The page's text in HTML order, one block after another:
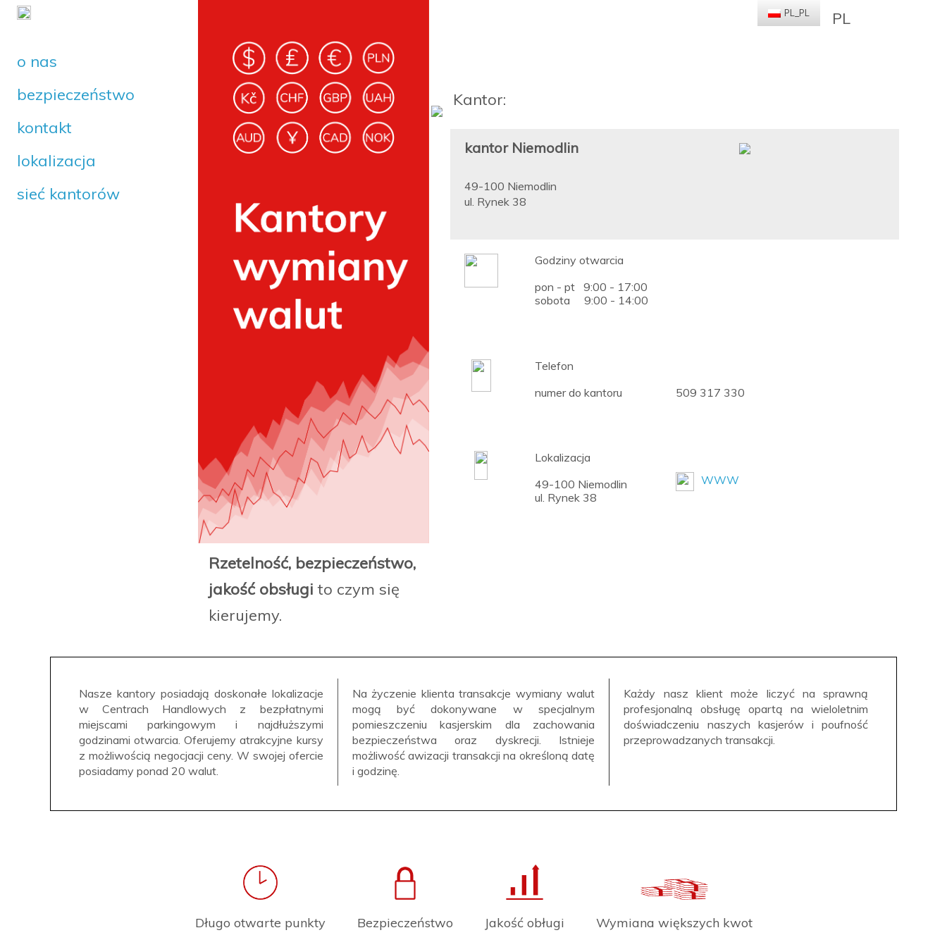
o nas
bezpieczeństwo
kontakt
lokalizacja
sieć kantorów
Rzetelność, bezpieczeństwo,
jakość obsługi to czym się
kierujemy.
PL
Kantor:
kantor Niemodlin
49-100 Niemodlin
ul. Rynek 38
Godziny otwarcia
pon - pt 9:00 - 17:00
sobota 9:00 - 14:00
Telefon
numer do kantoru
509 317 330
Lokalizacja
49-100 Niemodlin
ul. Rynek 38
WWW
Nasze kantory posiadają doskonałe lokalizacje
w Centrach Handlowych z bezpłatnymi
miejscami parkingowym i najdłuższymi
godzinami otwarcia. Oferujemy atrakcyjne kursy
z możliwością negocjacji ceny. W swojej ofercie
posiadamy ponad 20 walut.
Na życzenie klienta transakcje wymiany walut
mogą być dokonywane w specjalnym
pomieszczeniu kasjerskim dla zachowania
bezpieczeństwa oraz dyskrecji. Istnieje
możliwość awizacji transakcji na określoną datę
i godzinę.
Każdy nasz klient może liczyć na sprawną
profesjonalną obsługę opartą na wieloletnim
doświadczeniu naszych kasjerów i poufność
przeprowadzanych transakcji.
Długo otwarte punkty Bezpieczeństwo Jakość obługi Wymiana większych kwot
PL_PL